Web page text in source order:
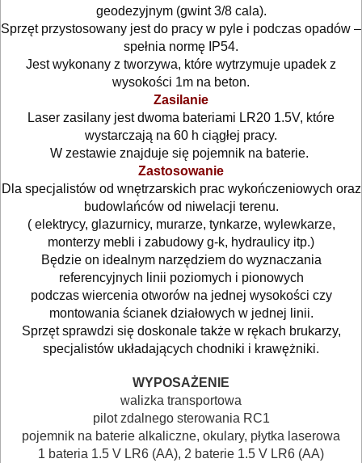
NARZĘDZIA
BRUKARSKIE
OBRÓBKA
OBRÓBKA
METALU
WARSZTATOWE
RĘCZNE
NARZĘDZIA
OSPRZĘT
INSTALACYJNE,
PALNIKI
geodezyjnym (gwint 3/8 cala).
Sprzęt przystosowany jest do pracy w pyle i podczas opadów –
spełnia normę IP54.
Jest wykonany z tworzywa, które wytrzymuje upadek z
wysokości 1m na beton.
Zasilanie
Laser zasilany jest dwoma bateriami LR20 1.5V, które
wystarczają na 60 h ciągłej pracy.
W zestawie znajduje się pojemnik na baterie.
Zastosowanie
Dla specjalistów od wnętrzarskich prac wykończeniowych oraz
budowlańców od niwelacji terenu.
( elektrycy, glazurnicy, murarze, tynkarze, wylewkarze,
monterzy mebli i zabudowy g-k, hydraulicy itp.)
Będzie on idealnym narzędziem do wyznaczania
referencyjnych linii poziomych i pionowych
podczas wiercenia otworów na jednej wysokości czy
montowania ścianek działowych w jednej linii.
Sprzęt sprawdzi się doskonale także w rękach brukarzy,
specjalistów układających chodniki i krawężniki.
WYPOSAŻENIE
walizka transportowa
pilot zdalnego sterowania RC1
pojemnik na baterie alkaliczne, okulary, płytka laserowa
1 bateria 1.5 V LR6 (AA), 2 baterie 1.5 V LR6 (AA)